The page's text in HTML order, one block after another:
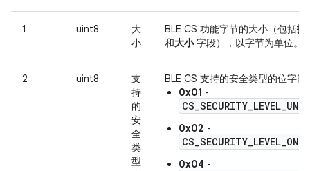
1 uint8
大
小
BLE CS 功能字节的大小（包括技
和大小字段），以字节为单位。
2 uint8
支
持
的
安
全
类
型
BLE CS 支持的安全类型的位字段
0x01 -
0x02 -
CS_SECURITY_LEVEL_ONE
0x04 -